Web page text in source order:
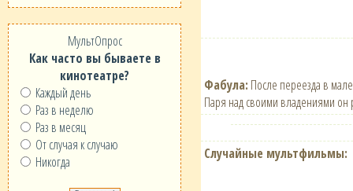
МультОпрос
Как часто вы бываете в
кинотеатре?
Каждый день
Раз в неделю
Раз в месяц
От случая к случаю
Никогда
Фабула: После переезда в
Паря над своими владениями он
Случайные мультфильмы: